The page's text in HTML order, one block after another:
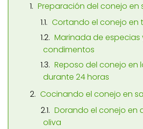
Preparación del conejo en
Cortando el conejo en
Marinada de especias
condimentos
Reposo del conejo en
durante 24 horas
Cocinando el conejo en
Dorando el conejo en
oliva